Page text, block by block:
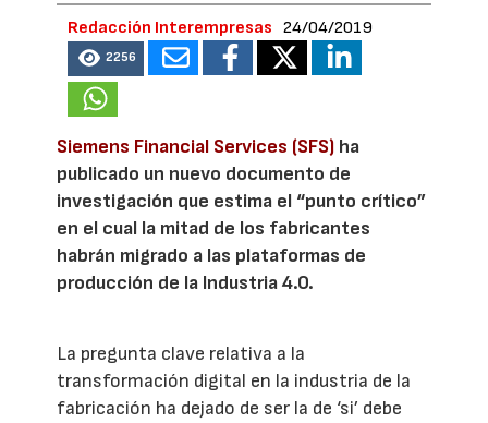
Redacción Interempresas 24/04/2019
2256
Siemens Financial Services (SFS) ha
publicado un nuevo documento de
investigación que estima el “punto crítico”
en el cual la mitad de los fabricantes
habrán migrado a las plataformas de
producción de la Industria 4.0.
La pregunta clave relativa a la
transformación digital en la industria de la
fabricación ha dejado de ser la de ‘si’ debe